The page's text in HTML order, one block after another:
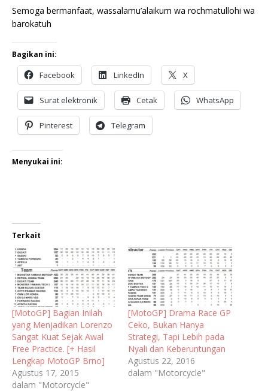
Semoga bermanfaat, wassalamu’alaikum wa rochmatullohi wa
barokatuh
Bagikan ini:
Facebook LinkedIn X
Surat elektronik Cetak WhatsApp
Pinterest Telegram
Menyukai ini:
Terkait
[MotoGP] Bagian Inilah
yang Menjadikan Lorenzo
Sangat Kuat Sejak Awal
Free Practice. [+ Hasil
Lengkap MotoGP Brno]
Agustus 17, 2015
dalam "Motorcycle"
[MotoGP] Drama Race GP
Ceko, Bukan Hanya
Strategi, Tapi Lebih pada
Nyali dan Keberuntungan
Agustus 22, 2016
dalam "Motorcycle"